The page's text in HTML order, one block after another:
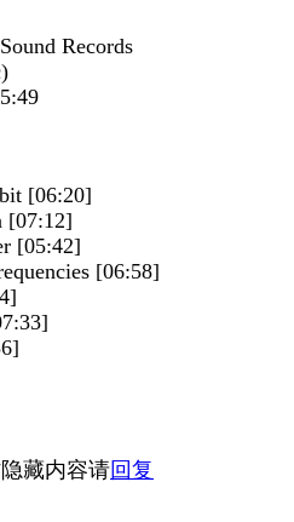
Records
[06:20]
[07:12]
[05:42]
[06:58]
藏内容请回复